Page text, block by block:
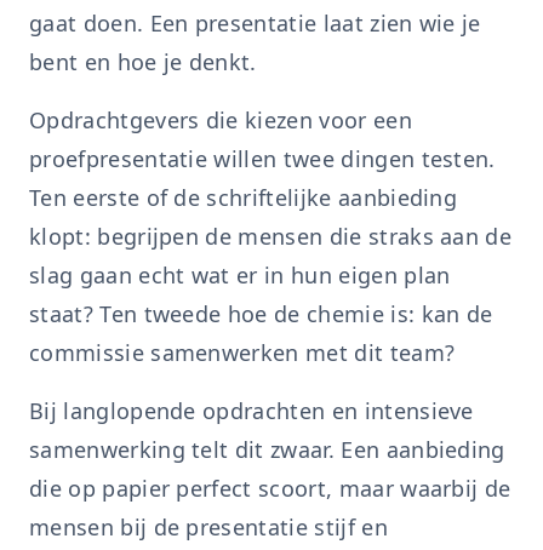
gaat doen. Een presentatie laat zien wie je
bent en hoe je denkt.
Opdrachtgevers die kiezen voor een
proefpresentatie willen twee dingen testen.
Ten eerste of de schriftelijke aanbieding
klopt: begrijpen de mensen die straks aan de
slag gaan echt wat er in hun eigen plan
staat? Ten tweede hoe de chemie is: kan de
commissie samenwerken met dit team?
Bij langlopende opdrachten en intensieve
samenwerking telt dit zwaar. Een aanbieding
die op papier perfect scoort, maar waarbij de
mensen bij de presentatie stijf en